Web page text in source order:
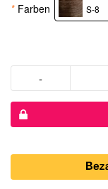
* Farben S-8
-